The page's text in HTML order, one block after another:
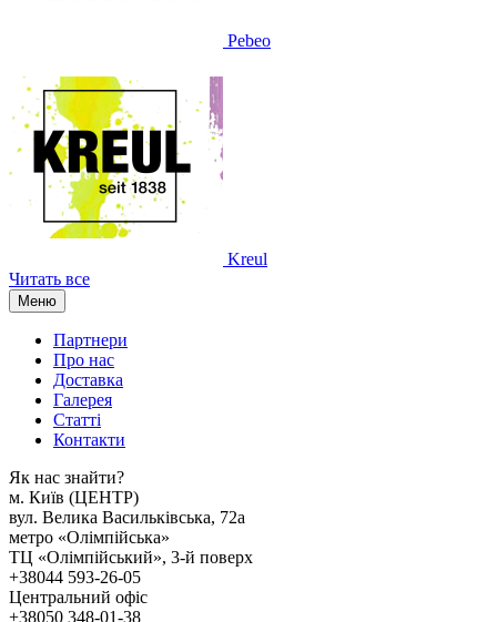
Pebeo
Kreul
Читать все
Меню
Партнери
Про нас
Доставка
Галерея
Статтi
Контакти
Як наc знайти?
м. Киïв (ЦЕНТР)
вул. Велика Васильківська, 72а
метро «Олімпійська»
ТЦ «Олімпійський», 3-й поверх
+38044 593-26-05
Центральний офіс
+38050 348-01-38